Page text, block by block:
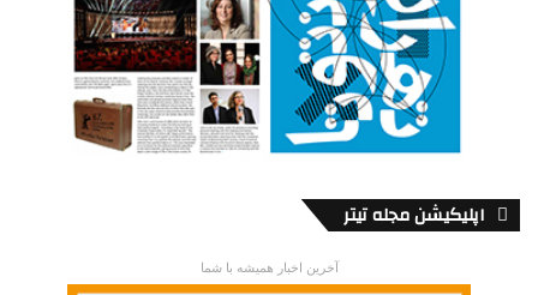
اپلیکیشن مجله تیتر
آخرین اخبار همیشه با شما